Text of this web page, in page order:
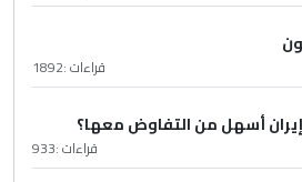
قراءات :1892
إيران أسهل من التفاوض معها؟
قراءات :933